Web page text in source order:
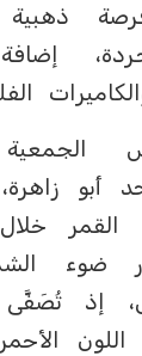
ذهبية
أبو
القمر
ضوء
إذ تُصَفَّى
اللون